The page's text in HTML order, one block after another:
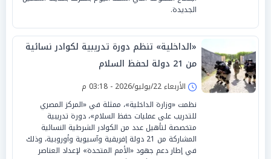
الجديدة.
«الداخلية» تنظم دورة تدريبية لكوادر نسائية
من 21 دولة لحفظ السلام
الأربعاء 22/يوليو/2026 - 03:18 م
نظمت «وزارة الداخلية»، ممثلة في «المركز المصري
للتدريب على عمليات حفظ السلام»، دورة تدريبية
متخصصة لتأهيل عدد من الكوادر الشرطية النسائية
المشاركة من 21 دولة إفريقية وآسيوية وأوروبية، وذلك
في إطار دعم جهود «الأمم المتحدة» لإعداد العناصر